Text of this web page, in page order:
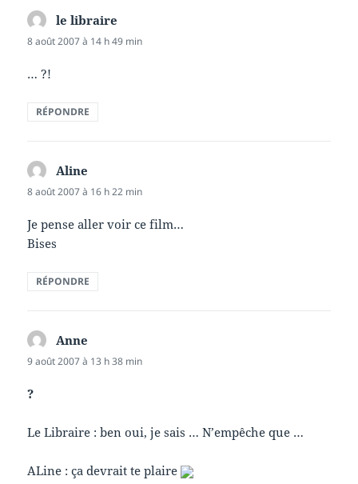
le libraire
8 août 2007 à 14 h 49 min
… ?!
RÉPONDRE
Aline
8 août 2007 à 16 h 22 min
Je pense aller voir ce film…
Bises
RÉPONDRE
Anne
9 août 2007 à 13 h 38 min
?
Le Libraire : ben oui, je sais … N’empêche que …
ALine : ça devrait te plaire